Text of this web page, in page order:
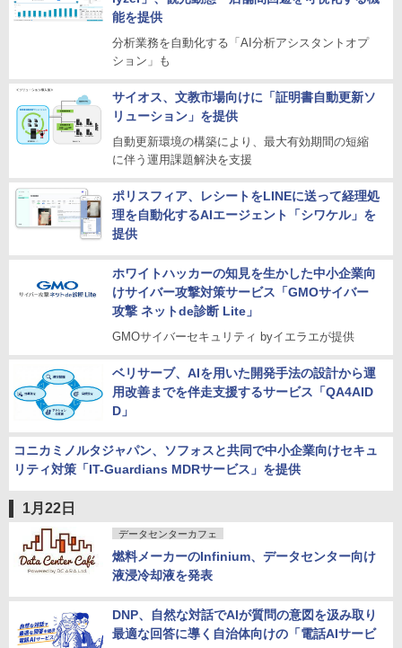
能を提供
分析業務を自動化する「AI分析アシスタントオプ
ション」も
サイオス、文教市場向けに「証明書自動更新ソ
リューション」を提供
自動更新環境の構築により、最大有効期間の短縮
に伴う運用課題解決を支援
ポリスフィア、レシートをLINEに送って経理処
理を自動化するAIエージェント「シワケル」を
提供
ホワイトハッカーの知見を生かした中小企業向
けサイバー攻撃対策サービス「GMOサイバー
攻撃 ネットde診断 Lite」
GMOサイバーセキュリティ byイエラエが提供
ベリサーブ、AIを用いた開発手法の設計から運
用改善までを伴走支援するサービス「QA4AID
D」
コニカミノルタジャパン、ソフォスと共同で中小企業向けセキュ
リティ対策「IT-Guardians MDRサービス」を提供
1月22日
データセンターカフェ
燃料メーカーのInfinium、データセンター向け
液浸冷却液を発表
DNP、自然な対話でAIが質問の意図を汲み取り
最適な回答に導く自治体向けの「電話AIサービ